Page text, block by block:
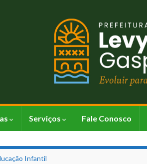
Serviços Fale Conosco
Infantil